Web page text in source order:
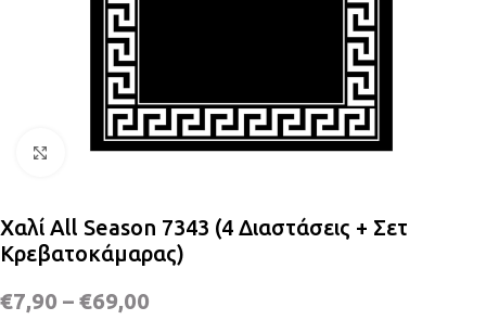
Κλικ για μεγέθυνση
Χαλί All Season 7343 (4 Διαστάσεις + Σετ
Κρεβατοκάμαρας)
€7,90 – €69,00